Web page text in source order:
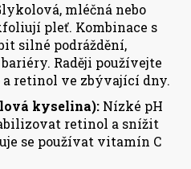
mléčná nebo
pleť. Kombinace s
silné podráždění,
Raději používejte
retinol ve zbývající dny.
kyselina): Nízké pH
retinol a snížit
se používat vitamín C